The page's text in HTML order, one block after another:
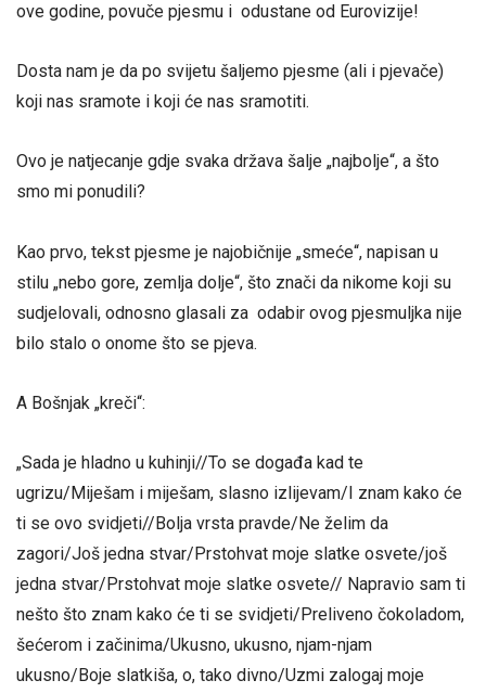
ove godine, povuče pjesmu i odustane od Eurovizije!
Dosta nam je da po svijetu šaljemo pjesme (ali i pjevače)
koji nas sramote i koji će nas sramotiti.
Ovo je natjecanje gdje svaka država šalje „najbolje“, a što
smo mi ponudili?
Kao prvo, tekst pjesme je najobičnije „smeće“, napisan u
stilu „nebo gore, zemlja dolje“, što znači da nikome koji su
sudjelovali, odnosno glasali za odabir ovog pjesmuljka nije
bilo stalo o onome što se pjeva.
A Bošnjak „kreči“:
„Sada je hladno u kuhinji//To se događa kad te
ugrizu/Miješam i miješam, slasno izlijevam/I znam kako će
ti se ovo svidjeti//Bolja vrsta pravde/Ne želim da
zagori/Još jedna stvar/Prstohvat moje slatke osvete/još
jedna stvar/Prstohvat moje slatke osvete// Napravio sam ti
nešto što znam kako će ti se svidjeti/Preliveno čokoladom,
šećerom i začinima/Ukusno, ukusno, njam-njam
ukusno/Boje slatkiša, o, tako divno/Uzmi zalogaj moje